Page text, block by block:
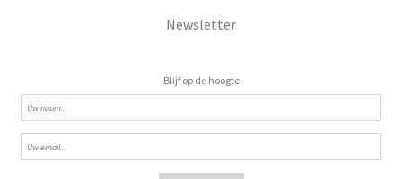
Newsletter
Blijf op de hoogte